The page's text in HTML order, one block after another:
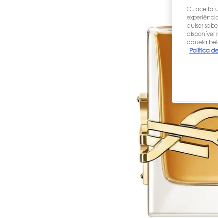
Oi, aceita
quiser
disponível
aquela
Política